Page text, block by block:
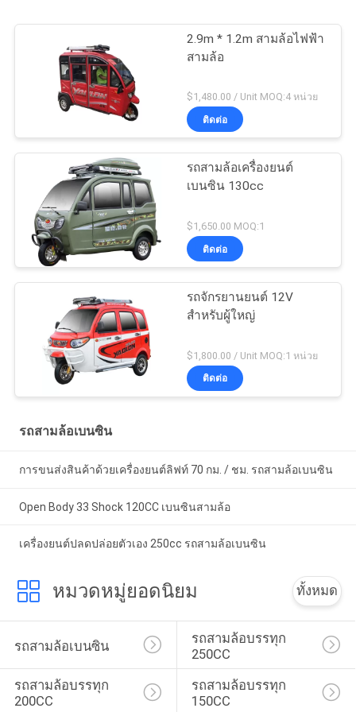
2.9m * 1.2m สามล้อไฟฟ้า
สามล้อ
$1,480.00 / Unit MOQ:4 หน่วย
ติดต่อ
รถสามล้อเครื่องยนต์
เบนซิน 130cc
$1,650.00 MOQ:1
ติดต่อ
รถจักรยานยนต์ 12V
สำหรับผู้ใหญ่
$1,800.00 / Unit MOQ:1 หน่วย
ติดต่อ
รถสามล้อเบนซิน
การขนส่งสินค้าด้วยเครื่องยนต์ลิฟท์ 70 กม. / ชม. รถสามล้อเบนซิน
Open Body 33 Shock 120CC เบนซินสามล้อ
เครื่องยนต์ปลดปล่อยตัวเอง 250cc รถสามล้อเบนซิน
หมวดหมู่ยอดนิยม ทั้งหมด
รถสามล้อเบนซิน
รถสามล้อบรรทุก
250CC
รถสามล้อบรรทุก
200CC
รถสามล้อบรรทุก
150CC